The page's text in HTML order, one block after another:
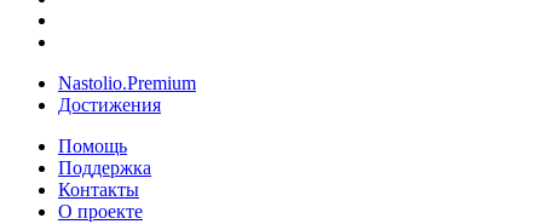
Nastolio.Premium
Достижения
Помощь
Поддержка
Контакты
О проекте